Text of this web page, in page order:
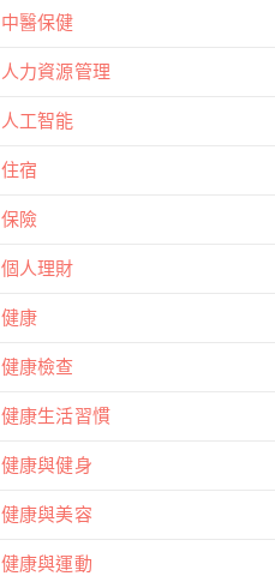
中醫保健
人力資源管理
人工智能
住宿
保險
個人理財
健康
健康檢查
健康生活習慣
健康與健身
健康與美容
健康與運動